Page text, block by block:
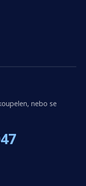
nebo se